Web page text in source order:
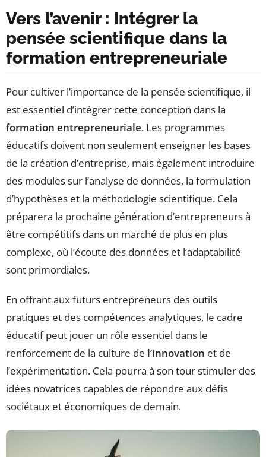
Vers l’avenir : Intégrer la
pensée scientifique dans la
formation entrepreneuriale
Pour cultiver l’importance de la pensée scientifique, il
est essentiel d’intégrer cette conception dans la
formation entrepreneuriale. Les programmes
éducatifs doivent non seulement enseigner les bases
de la création d’entreprise, mais également introduire
des modules sur l’analyse de données, la formulation
d’hypothèses et la méthodologie scientifique. Cela
préparera la prochaine génération d’entrepreneurs à
être compétitifs dans un marché de plus en plus
complexe, où l’écoute des données et l’adaptabilité
sont primordiales.
En offrant aux futurs entrepreneurs des outils
pratiques et des compétences analytiques, le cadre
éducatif peut jouer un rôle essentiel dans le
renforcement de la culture de l’innovation et de
l’expérimentation. Cela pourra à son tour stimuler des
idées novatrices capables de répondre aux défis
sociétaux et économiques de demain.